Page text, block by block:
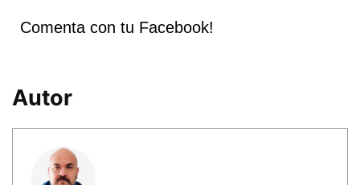
Comenta con tu Facebook!
Autor